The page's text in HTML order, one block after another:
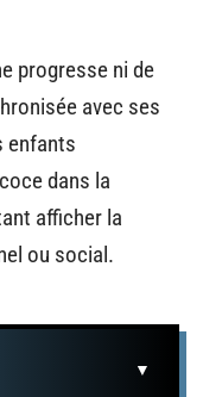
progresse ni de
avec ses
enfants
dans la
afficher la
ou social.